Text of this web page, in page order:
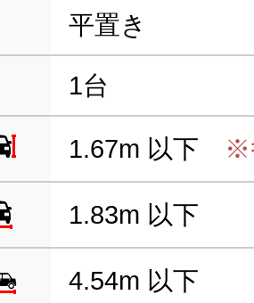
平置き
1台
1.67m 以下 ※
1.83m 以下
4.54m 以下